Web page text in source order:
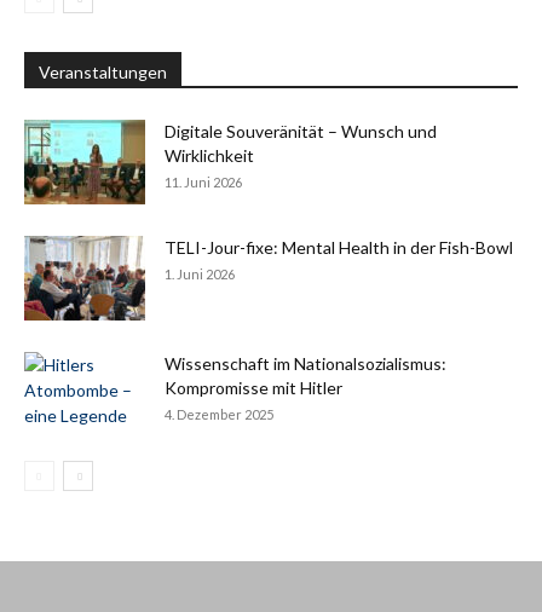
Veranstaltungen
Digitale Souveränität – Wunsch und
Wirklichkeit
11. Juni 2026
TELI-Jour-fixe: Mental Health in der Fish-Bowl
1. Juni 2026
Wissenschaft im Nationalsozialismus:
Kompromisse mit Hitler
4. Dezember 2025